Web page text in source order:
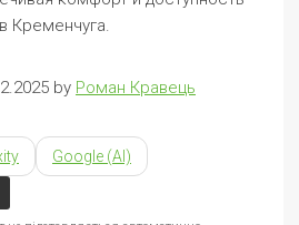
Кременчуга.
by Роман Кравець
Google (AI)